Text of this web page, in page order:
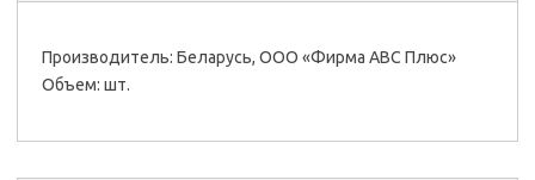
Производитель: Беларусь, ООО «Фирма АВС Плюс»
Объем: шт.